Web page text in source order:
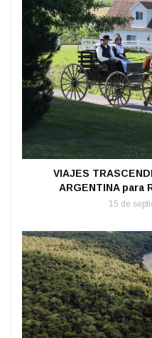
VIAJES
ARGENTINA para
15 de